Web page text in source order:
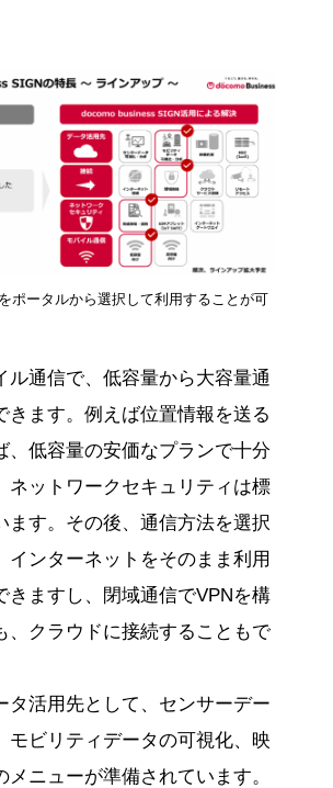
ポータルから選択して利用することが可
ル通信で、低容量から大容量通
きます。例えば位置情報を送る
、低容量の安価なプランで十分
ネットワークセキュリティは標
ます。その後、通信方法を選択
インターネットをそのまま利用
きますし、閉域通信でVPNを構
、クラウドに接続することもで
タ活用先として、センサーデー
モビリティデータの可視化、映
メニューが準備されています。